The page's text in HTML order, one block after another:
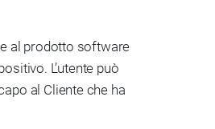
al prodotto software
L’utente può
al Cliente che ha